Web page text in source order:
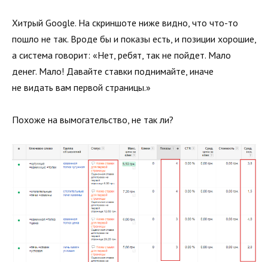
Хитрый Google. На скриншоте ниже видно, что что-то
пошло не так. Вроде бы и показы есть, и позиции хорошие,
а система говорит: «Нет, ребят, так не пойдет. Мало
денег. Мало! Давайте ставки поднимайте, иначе
не видать вам первой страницы.»
Похоже на вымогательство, не так ли?